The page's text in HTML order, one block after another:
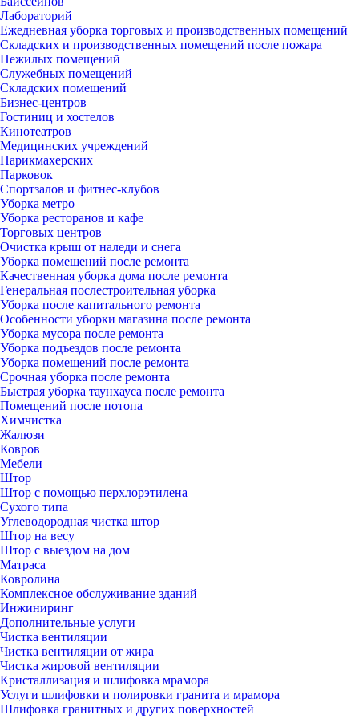
Лабораторий
Ежедневная уборка торговых и производственных помещений
Складских и производственных помещений после пожара
Нежилых помещений
Служебных помещений
Складских помещений
Бизнес-центров
Гостиниц и хостелов
Кинотеатров
Медицинских учреждений
Парикмахерских
Парковок
Спортзалов и фитнес-клубов
Уборка метро
Уборка ресторанов и кафе
Торговых центров
Очистка крыш от наледи и снега
Уборка помещений после ремонта
Качественная уборка дома после ремонта
Генеральная послестроительная уборка
Уборка после капитального ремонта
Особенности уборки магазина после ремонта
Уборка мусора после ремонта
Уборка подъездов после ремонта
Уборка помещений после ремонта
Срочная уборка после ремонта
Быстрая уборка таунхауса после ремонта
Помещений после потопа
Химчистка
Жалюзи
Ковров
Мебели
Штор
Штор с помощью перхлорэтилена
Сухого типа
Углеводородная чистка штор
Штор на весу
Штор с выездом на дом
Матраса
Ковролина
Комплексное обслуживание зданий
Инжиниринг
Дополнительные услуги
Чистка вентиляции
Чистка вентиляции от жира
Чистка жировой вентиляции
Кристаллизация и шлифовка мрамора
Услуги шлифовки и полировки гранита и мрамора
Шлифовка гранитных и других поверхностей